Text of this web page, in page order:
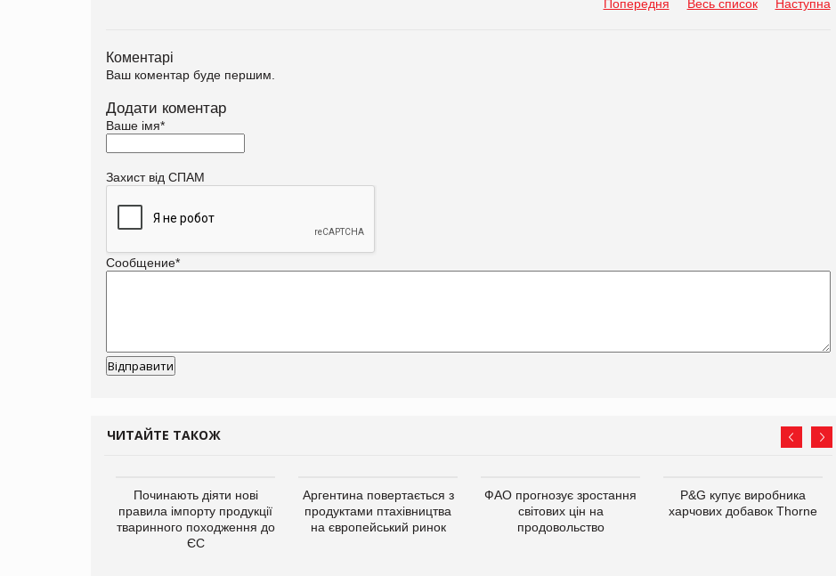
Попередня Весь список Наступна
Коментарі
Ваш коментар буде першим.
Додати коментар
Ваше імя*
Захист від СПАМ
Сообщение*
ЧИТАЙТЕ ТАКОЖ
Починають діяти нові
правила імпорту продукції
тваринного походження до
ЄС
Аргентина повертається з
продуктами птахівництва
на європейський ринок
ФАО прогнозує зростання
світових цін на
продовольство
P&G купує виробника
харчових добавок Thorne